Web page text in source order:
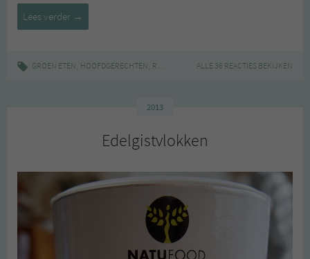
Lees verder Vegan
risotto
→
GROEN ETEN, HOOFDGERECHTEN, RECEPT ASPERGES, EDELGIST,ITALIAANS
ALLE 36 REACTIES BEKIJKEN
2013
Edelgistvlokken